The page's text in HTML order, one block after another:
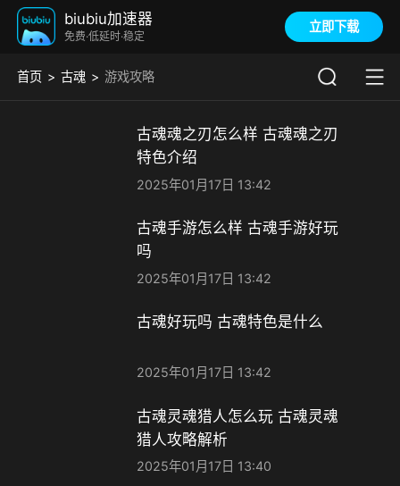
biubiu加速器
免费·低延时·稳定
立即下载
首页 古魂 游戏攻略
古魂魂之刃怎么样 古魂魂之刃
特色介绍
2025年01月17日 13:42
古魂手游怎么样 古魂手游好玩
吗
2025年01月17日 13:42
古魂好玩吗 古魂特色是什么
2025年01月17日 13:42
古魂灵魂猎人怎么玩 古魂灵魂
猎人攻略解析
2025年01月17日 13:40